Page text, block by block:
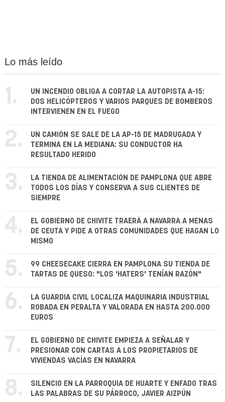
Lo más leído
1.
UN INCENDIO OBLIGA A CORTAR LA AUTOPISTA A-15:
DOS HELICÓPTEROS Y VARIOS PARQUES DE BOMBEROS
INTERVIENEN EN EL FUEGO
2.
UN CAMIÓN SE SALE DE LA AP-15 DE MADRUGADA Y
TERMINA EN LA MEDIANA: SU CONDUCTOR HA
RESULTADO HERIDO
3.
LA TIENDA DE ALIMENTACIÓN DE PAMPLONA QUE ABRE
TODOS LOS DÍAS Y CONSERVA A SUS CLIENTES DE
SIEMPRE
4.
EL GOBIERNO DE CHIVITE TRAERÁ A NAVARRA A MENAS
DE CEUTA Y PIDE A OTRAS COMUNIDADES QUE HAGAN LO
MISMO
5.
99 CHEESECAKE CIERRA EN PAMPLONA SU TIENDA DE
TARTAS DE QUESO: "LOS 'HATERS' TENÍAN RAZÓN"
6.
LA GUARDIA CIVIL LOCALIZA MAQUINARIA INDUSTRIAL
ROBADA EN PERALTA Y VALORADA EN HASTA 200.000
EUROS
7.
EL GOBIERNO DE CHIVITE EMPIEZA A SEÑALAR Y
PRESIONAR CON CARTAS A LOS PROPIETARIOS DE
VIVIENDAS VACÍAS EN NAVARRA
8.
SILENCIO EN LA PARROQUIA DE HUARTE Y ENFADO TRAS
LAS PALABRAS DE SU PÁRROCO, JAVIER AIZPÚN